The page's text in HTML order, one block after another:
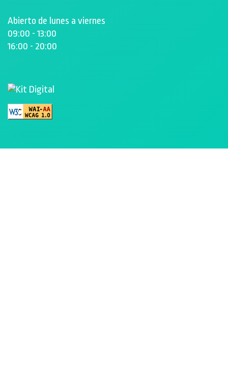
Abierto de lunes a viernes
09:00 - 13:00
16:00 - 20:00